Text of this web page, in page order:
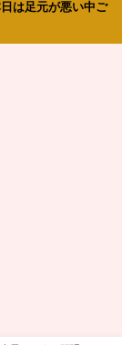
は足元が悪い中ご